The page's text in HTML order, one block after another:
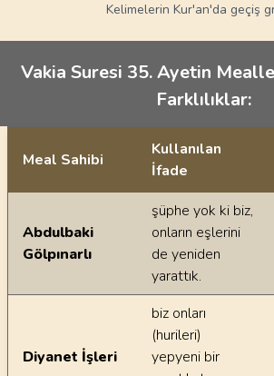
Kelimelerin Kur'an'da geçiş
Vakia Suresi 35. Ayetin
Farklılıklar:
Ayetin meallerindeki dilsel farklılıklar
Meal Sahibi
Kullanılan
İfade
Abdulbaki
Gölpınarlı
şüphe yok ki biz,
onların eşlerini
de yeniden
yarattık.
Diyanet İşleri
biz onları
(hurileri)
yepyeni bir